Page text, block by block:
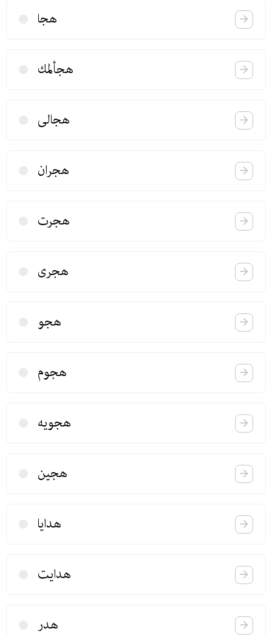
هجا
هجألمك
هجالی
هجران
هجرت
هجری
هجو
هجوم
هجویه
هجین
هدایا
هدایت
هدر